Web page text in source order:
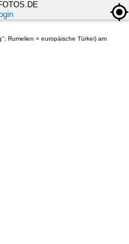
Rumelien = europäische Türkei) am